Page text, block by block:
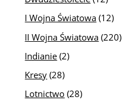
I Wojna Światowa (12)
II Wojna Światowa (220)
Indianie (2)
Kresy (28)
Lotnictwo (28)